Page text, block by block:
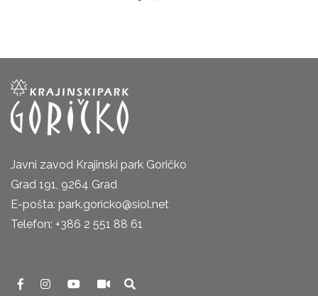
Javni zavod Krajinski park Goričko
Grad 191, 9264 Grad
E-pošta: park.goricko@siol.net
Telefon: +386 2 551 88 61